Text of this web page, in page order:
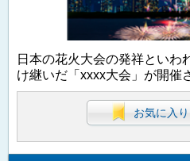
日本の花火大会の発祥といわ
け継いだ「xxxx大会」が開催
お気に入